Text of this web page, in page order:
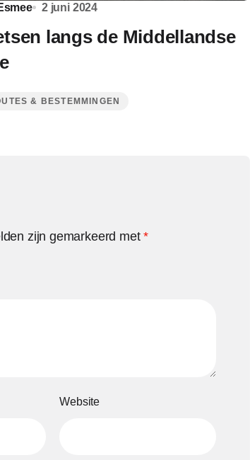
2 juni 2024
langs de Middellandse
& BESTEMMINGEN
zijn gemarkeerd met*
Website